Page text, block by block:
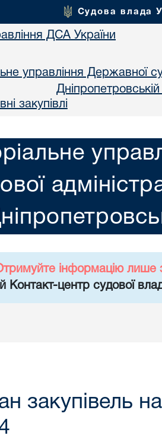
Судова влада
ДСА України
управління Державної
закупівлі
інформацію лише
Контакт-центр судової
закупівель